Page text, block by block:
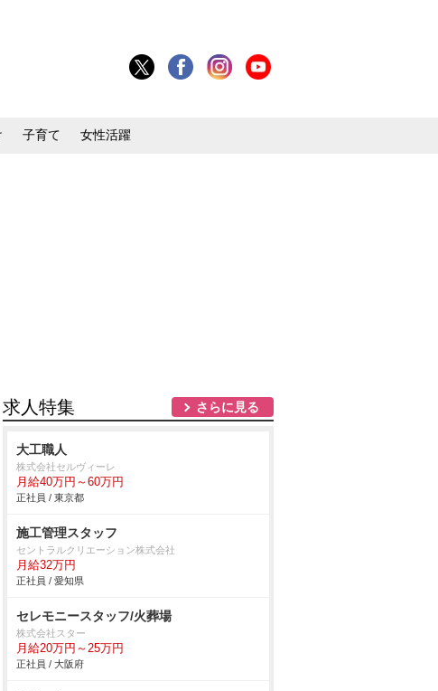
子育て 女性活躍
求人特集 さらに見る
大工職人
株式会社セルヴィーレ
月給40万円～60万円
正社員 / 東京都
施工管理スタッフ
セントラルクリエーション株式会社
月給32万円
正社員 / 愛知県
セレモニースタッフ/火葬場
株式会社スター
月給20万円～25万円
正社員 / 大阪府